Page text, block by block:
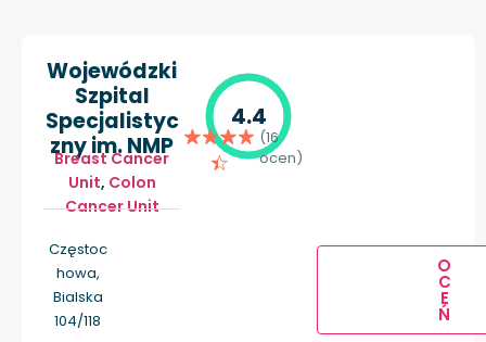
Wojewódzki
Szpital
Specjalistyc
zny im. NMP
Breast Cancer
Unit, Colon
Cancer Unit
Częstoc
howa,
Bialska
104/118
4.4
(16
ocen)
O
C
E
Ń